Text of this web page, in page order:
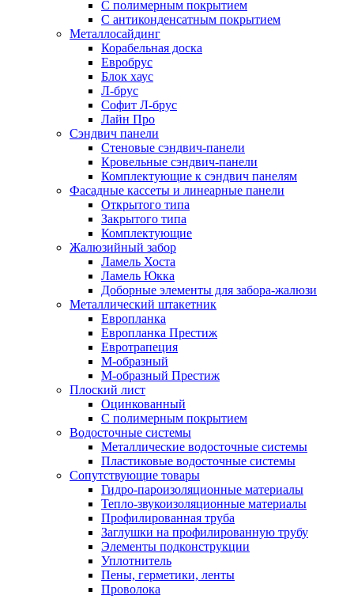
С полимерным покрытием
С антиконденсатным покрытием
Металлосайдинг
Корабельная доска
Евробрус
Блок хаус
Л-брус
Софит Л-брус
Лайн Про
Сэндвич панели
Стеновые сэндвич-панели
Кровельные сэндвич-панели
Комплектующие к сэндвич панелям
Фасадные кассеты и линеарные панели
Открытого типа
Закрытого типа
Комплектующие
Жалюзийный забор
Ламель Хоста
Ламель Юкка
Доборные элементы для забора-жалюзи
Металлический штакетник
Европланка
Европланка Престиж
Евротрапеция
М-образный
М-образный Престиж
Плоский лист
Оцинкованный
С полимерным покрытием
Водосточные системы
Металлические водосточные системы
Пластиковые водосточные системы
Сопутствующие товары
Гидро-пароизоляционные материалы
Тепло-звукоизоляционные материалы
Профилированная труба
Заглушки на профилированную трубу
Элементы подконструкции
Уплотнитель
Пены, герметики, ленты
Проволока